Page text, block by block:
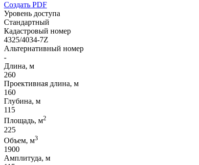
Создать PDF
Уровень доступа
Стандартный
Кадастровый номер
4325/4034-7Z
Альтернативный номер
-
Длина, м
260
Проективная длина, м
160
Глубина, м
115
Площадь, м2
225
Объем, м3
1900
Амплитуда, м